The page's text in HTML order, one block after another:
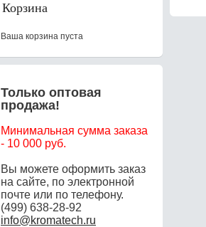
Корзина
Ваша корзина пуста
Только оптовая
продажа!
Минимальная сумма заказа
- 10 000 руб.
Вы можете оформить заказ
на сайте, по электронной
почте или по телефону.
(499) 638-28-92
info@kromatech.ru